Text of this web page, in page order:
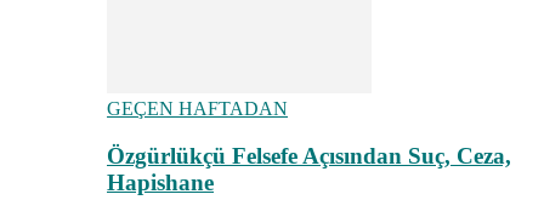
GEÇEN HAFTADAN
Özgürlükçü Felsefe Açısından Suç, Ceza,
Hapishane